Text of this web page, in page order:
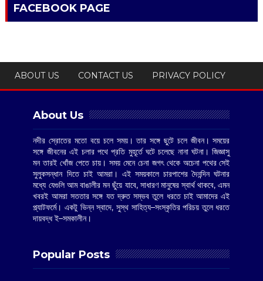
FACEBOOK PAGE
ABOUT US CONTACT US PRIVACY POLICY
About Us
নদীর স্রোতের মতো বয়ে চলে সময়। তার সঙ্গে ছুটে চলে জীবন। সময়ের
সঙ্গে জীবনের এই চলার পথে প্রতি মুহূর্তে ঘটে চলেছে নানা ঘটনা। জিজ্ঞাসু
মন তারই খোঁজ পেতে চায়। সময় মেনে চেনা জগৎ থেকে অচেনা পথের সেই
সুলুকসন্ধান দিতে চাই আমরা। এই সময়কালে চারপাশের দৈনন্দিন ঘটনার
মধ্যে যেগুলি আম বাঙালীর মন ছুঁয়ে যাবে, সাধারণ মানুষের স্বার্থ থাকবে, এমন
খবরই আমরা সততার সঙ্গে যত দ্রুত সম্ভব তুলে ধরতে চাই আমাদের এই
প্ল্যাটফর্মে। একটু ভিন্ন স্বাদে, সুস্থ সাহিত্য–সংস্কৃতির পরিচয় তুলে ধরতে
দায়বদ্ধ ই–সমকালীন।
Popular Posts